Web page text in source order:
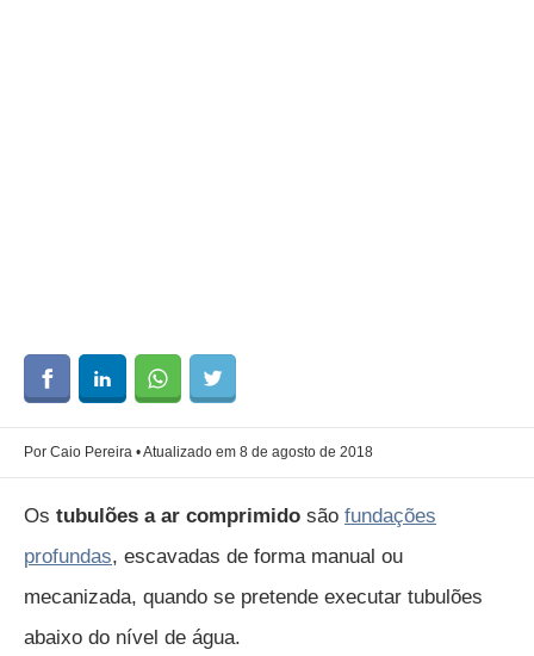
Por Caio Pereira • Atualizado em 8 de agosto de 2018
Os tubulões a ar comprimido são fundações
profundas, escavadas de forma manual ou
mecanizada, quando se pretende executar tubulões
abaixo do nível de água.